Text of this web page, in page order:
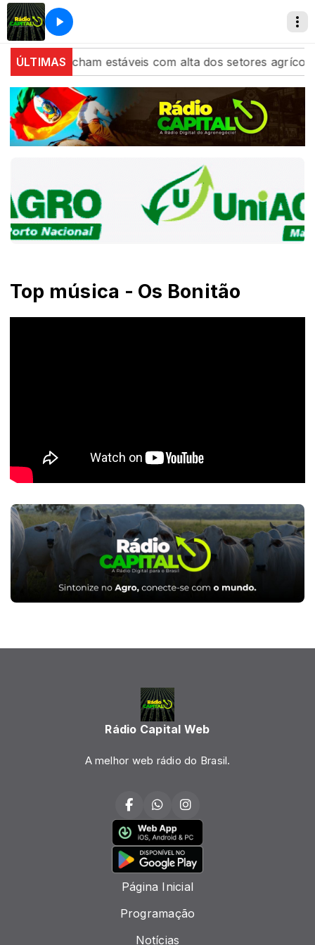
ÚLTIMAS
China fecham estáveis com alta dos setores agrícola
Top música - Os Bonitão
Rádio Capital Web
A melhor web rádio do Brasil.
Página Inicial
Programação
Notícias